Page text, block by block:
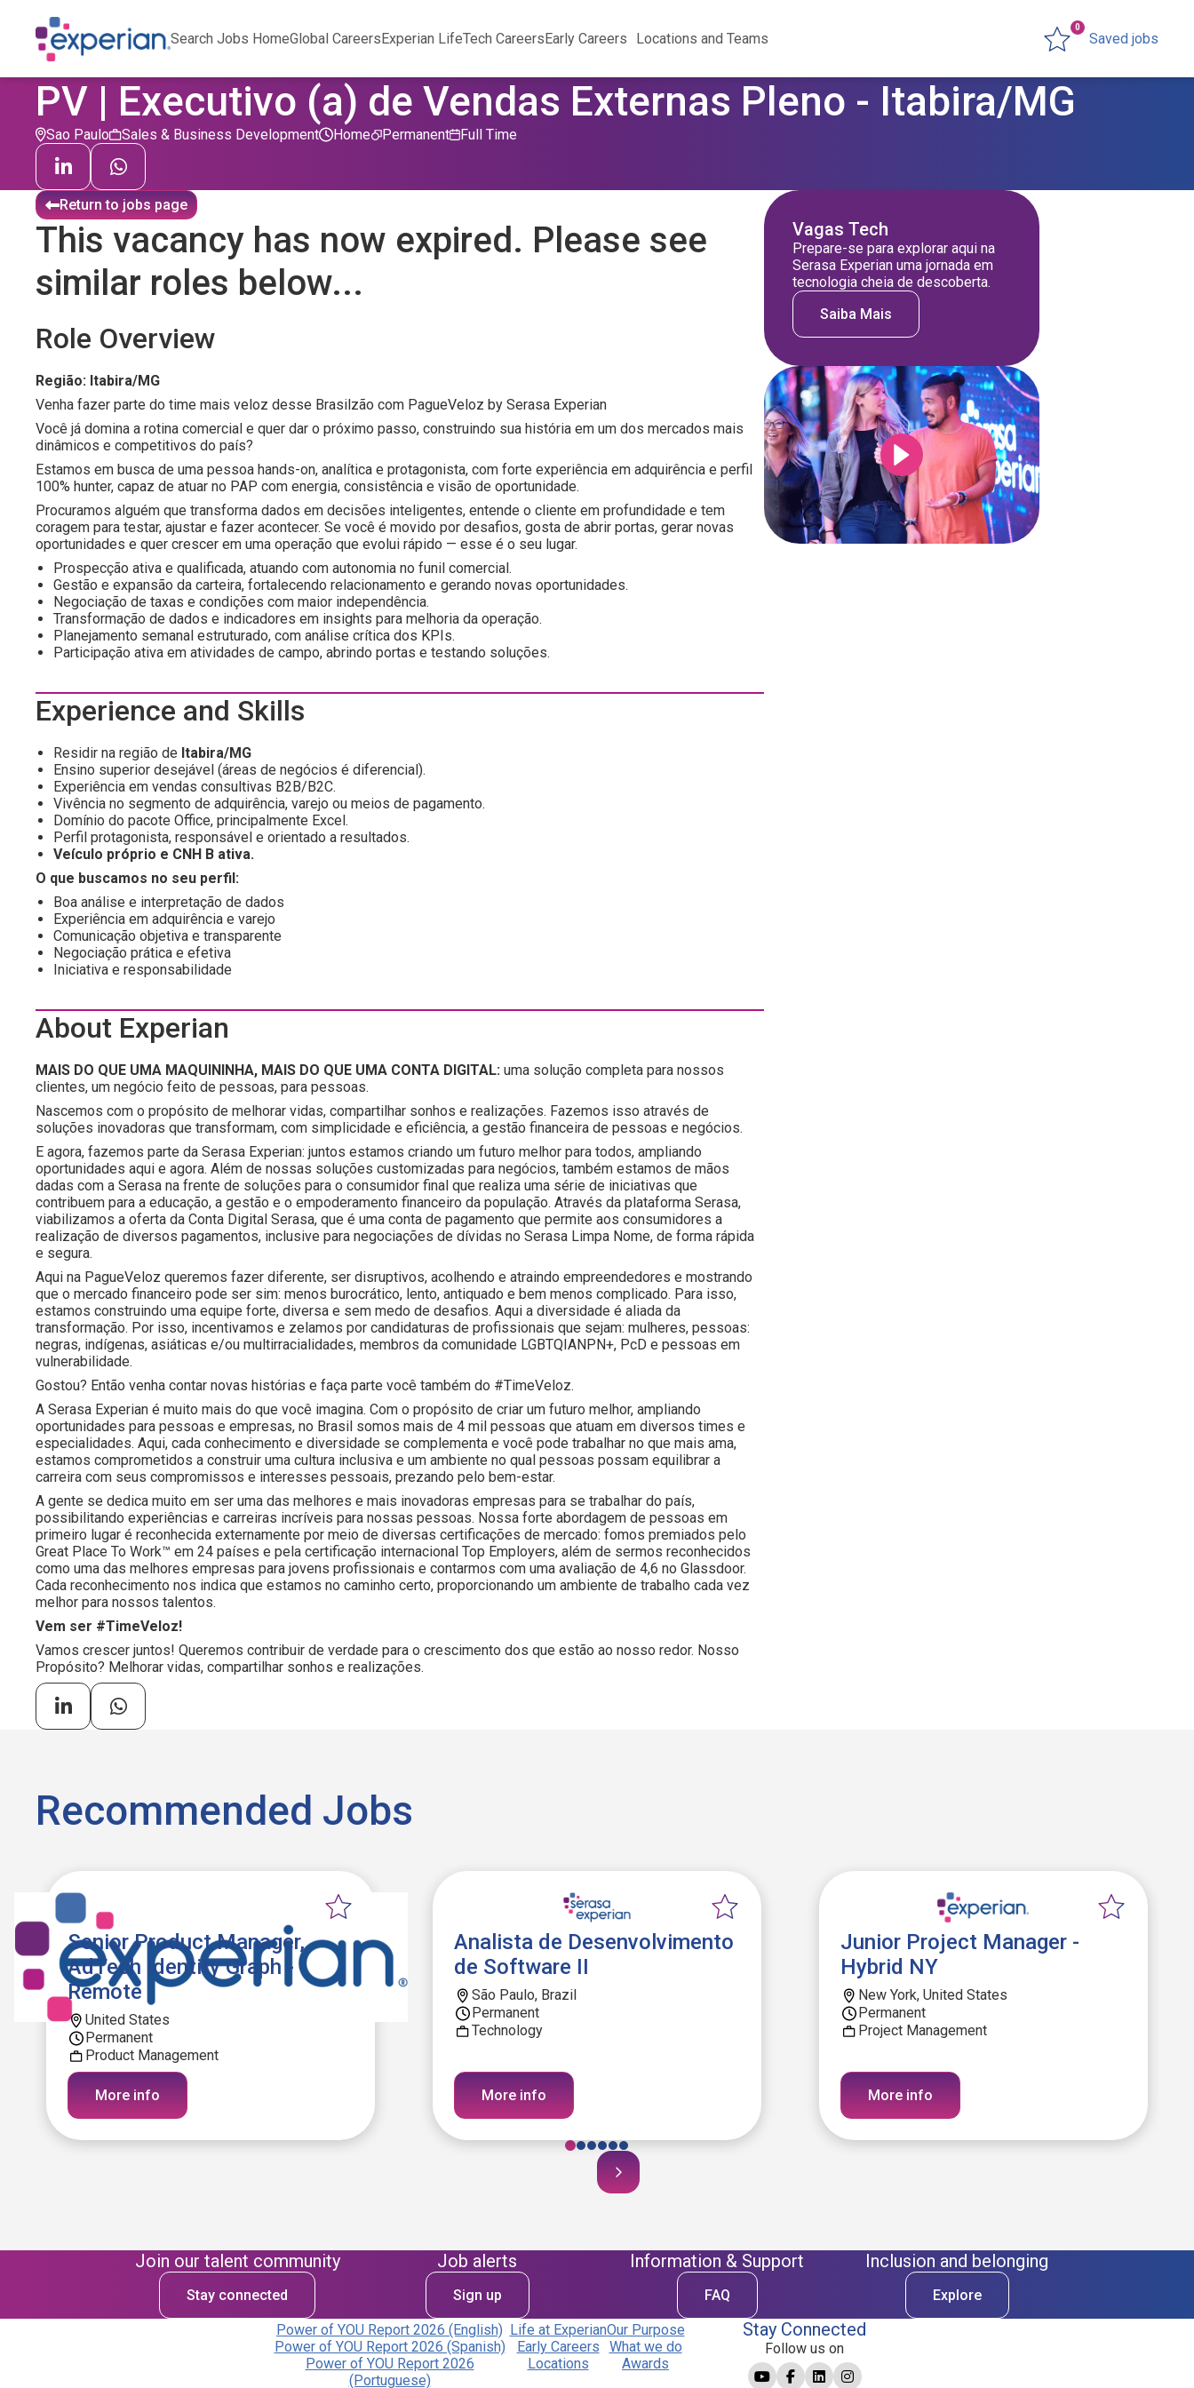
Search Jobs HomeGlobal CareersExperian LifeTech CareersEarly Careers Locations and Teams Saved jobs
0
PV | Executivo (a) de Vendas Externas Pleno - Itabira/MG
Sao Paulo Sales & Business Development Permanent
Home Full Time
Return to jobs page
This vacancy has now expired. Please see
similar roles below...
Role Overview
Região: Itabira/MG
Venha fazer parte do time mais veloz desse Brasilzão com PagueVeloz by Serasa Experian
Você já domina a rotina comercial e quer dar o próximo passo, construindo sua história em um dos mercados mais
dinâmicos e competitivos do país?
Estamos em busca de uma pessoa hands-on, analítica e protagonista, com forte experiência em adquirência e perfil
100% hunter, capaz de atuar no PAP com energia, consistência e visão de oportunidade.
Procuramos alguém que transforma dados em decisões inteligentes, entende o cliente em profundidade e tem
coragem para testar, ajustar e fazer acontecer. Se você é movido por desafios, gosta de abrir portas, gerar novas
oportunidades e quer crescer em uma operação que evolui rápido — esse é o seu lugar.
Prospecção ativa e qualificada, atuando com autonomia no funil comercial.
Gestão e expansão da carteira, fortalecendo relacionamento e gerando novas oportunidades.
Negociação de taxas e condições com maior independência.
Transformação de dados e indicadores em insights para melhoria da operação.
Planejamento semanal estruturado, com análise crítica dos KPIs.
Participação ativa em atividades de campo, abrindo portas e testando soluções.
Experience and Skills
Residir na região de Itabira/MG
Ensino superior desejável (áreas de negócios é diferencial).
Experiência em vendas consultivas B2B/B2C.
Vivência no segmento de adquirência, varejo ou meios de pagamento.
Domínio do pacote Office, principalmente Excel.
Perfil protagonista, responsável e orientado a resultados.
Veículo próprio e CNH B ativa.
O que buscamos no seu perfil:
Boa análise e interpretação de dados
Experiência em adquirência e varejo
Comunicação objetiva e transparente
Negociação prática e efetiva
Iniciativa e responsabilidade
About Experian
MAIS DO QUE UMA MAQUININHA, MAIS DO QUE UMA CONTA DIGITAL: uma solução completa para nossos
clientes, um negócio feito de pessoas, para pessoas.
Nascemos com o propósito de melhorar vidas, compartilhar sonhos e realizações. Fazemos isso através de
soluções inovadoras que transformam, com simplicidade e eficiência, a gestão financeira de pessoas e negócios.
E agora, fazemos parte da Serasa Experian: juntos estamos criando um futuro melhor para todos, ampliando
oportunidades aqui e agora. Além de nossas soluções customizadas para negócios, também estamos de mãos
dadas com a Serasa na frente de soluções para o consumidor final que realiza uma série de iniciativas que
contribuem para a educação, a gestão e o empoderamento financeiro da população. Através da plataforma Serasa,
viabilizamos a oferta da Conta Digital Serasa, que é uma conta de pagamento que permite aos consumidores a
realização de diversos pagamentos, inclusive para negociações de dívidas no Serasa Limpa Nome, de forma rápida
e segura.
Aqui na PagueVeloz queremos fazer diferente, ser disruptivos, acolhendo e atraindo empreendedores e mostrando
que o mercado financeiro pode ser sim: menos burocrático, lento, antiquado e bem menos complicado. Para isso,
estamos construindo uma equipe forte, diversa e sem medo de desafios. Aqui a diversidade é aliada da
transformação. Por isso, incentivamos e zelamos por candidaturas de profissionais que sejam: mulheres, pessoas:
negras, indígenas, asiáticas e/ou multirracialidades, membros da comunidade LGBTQIANPN+, PcD e pessoas em
vulnerabilidade.
Gostou? Então venha contar novas histórias e faça parte você também do #TimeVeloz.
A Serasa Experian é muito mais do que você imagina. Com o propósito de criar um futuro melhor, ampliando
oportunidades para pessoas e empresas, no Brasil somos mais de 4 mil pessoas que atuam em diversos times e
especialidades. Aqui, cada conhecimento e diversidade se complementa e você pode trabalhar no que mais ama,
estamos comprometidos a construir uma cultura inclusiva e um ambiente no qual pessoas possam equilibrar a
carreira com seus compromissos e interesses pessoais, prezando pelo bem-estar.
A gente se dedica muito em ser uma das melhores e mais inovadoras empresas para se trabalhar do país,
possibilitando experiências e carreiras incríveis para nossas pessoas. Nossa forte abordagem de pessoas em
primeiro lugar é reconhecida externamente por meio de diversas certificações de mercado: fomos premiados pelo
Great Place To Work™ em 24 países e pela certificação internacional Top Employers, além de sermos reconhecidos
como uma das melhores empresas para jovens profissionais e contarmos com uma avaliação de 4,6 no Glassdoor.
Cada reconhecimento nos indica que estamos no caminho certo, proporcionando um ambiente de trabalho cada vez
melhor para nossos talentos.
Vem ser #TimeVeloz!
Vamos crescer juntos! Queremos contribuir de verdade para o crescimento dos que estão ao nosso redor. Nosso
Propósito? Melhorar vidas, compartilhar sonhos e realizações.
Vagas Tech
Prepare-se para explorar aqui na
Serasa Experian uma jornada em
tecnologia cheia de descoberta.
Saiba Mais
Recommended Jobs
Senior Product Manager,
AdTech Identity Graph -
Remote
United States
Permanent
Product Management
More info
Analista de Desenvolvimento
de Software II
São Paulo, Brazil
Permanent
Technology
More info
Junior Project Manager -
Hybrid NY
New York, United States
Permanent
Project Management
More info
Join our talent community
Stay connected
Job alerts
Sign up
Information & Support
FAQ
Inclusion and belonging
Explore
Power of YOU Report 2026 (English)
Power of YOU Report 2026 (Spanish)
Power of YOU Report 2026
(Portuguese)
Life at Experian
Early Careers
Locations
Our Purpose
What we do
Awards
Stay Connected
Follow us on